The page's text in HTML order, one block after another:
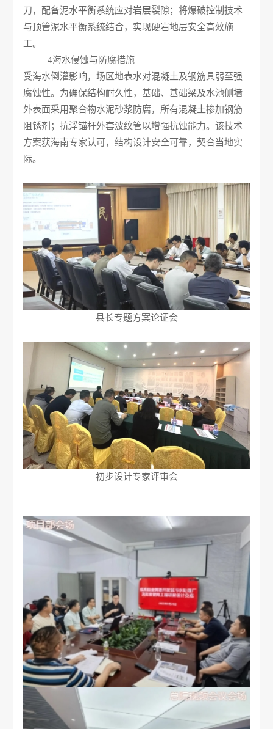
刀，配备泥水平衡系统应对岩层裂隙；将爆破控制技术
与顶管泥水平衡系统结合，实现硬岩地层安全高效施
工。
4海水侵蚀与防腐措施
受海水倒灌影响，场区地表水对混凝土及钢筋具弱至强
腐蚀性。为确保结构耐久性，基础、基础梁及水池侧墙
外表面采用聚合物水泥砂浆防腐，所有混凝土掺加钢筋
阻锈剂；抗浮锚杆外套波纹管以增强抗蚀能力。该技术
方案获海南专家认可，结构设计安全可靠，契合当地实
际。
县长专题方案论证会
初步设计专家评审会